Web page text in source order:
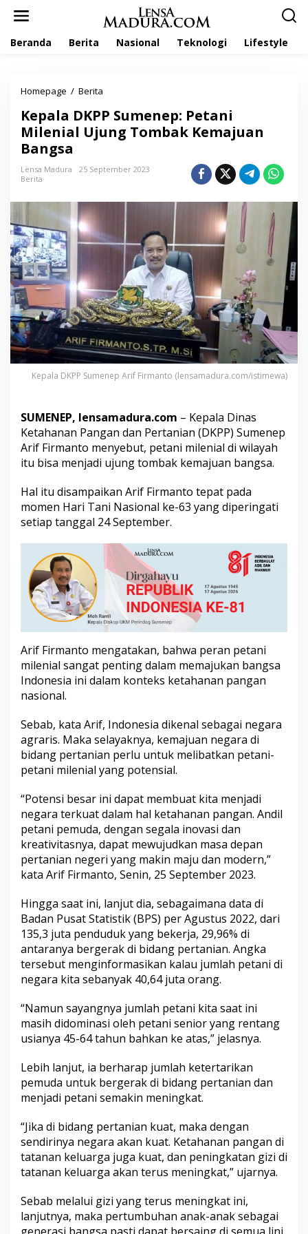
Beranda Berita Nasional Teknologi Lifestyle
Homepage / Berita
p
a
l
D
P
m
p
:
P
e
t
a
n
i
l
e
n
i
a
U
j
u
n
m
k
K
e
m
a
j
u
a
n
g
s
Kepala DKPP Sumenep: Petani
Milenial Ujung Tombak Kemajuan
Bangsa
Lensa Madura
25 September 2023
Berita
Kepala DKPP Sumenep Arif Firmanto (lensamadura.com/istimewa)
SUMENEP, lensamadura.com – Kepala Dinas
Ketahanan Pangan dan Pertanian (DKPP) Sumenep
Arif Firmanto menyebut, petani milenial di wilayah
itu bisa menjadi ujung tombak kemajuan bangsa.
Hal itu disampaikan Arif Firmanto tepat pada
momen Hari Tani Nasional ke-63 yang diperingati
setiap tanggal 24 September.
Arif Firmanto mengatakan, bahwa peran petani
milenial sangat penting dalam memajukan bangsa
Indonesia ini dalam konteks ketahanan pangan
nasional.
Sebab, kata Arif, Indonesia dikenal sebagai negara
agraris. Maka selayaknya, kemajuan negara di
bidang pertanian perlu untuk melibatkan petani-
petani milenial yang potensial.
“Potensi besar ini dapat membuat kita menjadi
negara terkuat dalam hal ketahanan pangan. Andil
petani pemuda, dengan segala inovasi dan
kreativitasnya, dapat mewujudkan masa depan
pertanian negeri yang makin maju dan modern,”
kata Arif Firmanto, Senin, 25 September 2023.
Hingga saat ini, lanjut dia, sebagaimana data di
Badan Pusat Statistik (BPS) per Agustus 2022, dari
135,3 juta penduduk yang bekerja, 29,96% di
antaranya bergerak di bidang pertanian. Angka
tersebut menginformasikan kalau jumlah petani di
negara kita sebanyak 40,64 juta orang.
“Namun sayangnya jumlah petani kita saat ini
masih didominasi oleh petani senior yang rentang
usianya 45-64 tahun bahkan ke atas,” jelasnya.
Lebih lanjut, ia berharap jumlah ketertarikan
pemuda untuk bergerak di bidang pertanian dan
menjadi petani semakin meningkat.
“Jika di bidang pertanian kuat, maka dengan
sendirinya negara akan kuat. Ketahanan pangan di
tatanan keluarga juga kuat, dan peningkatan gizi di
tatanan keluarga akan terus meningkat,” ujarnya.
Sebab melalui gizi yang terus meningkat ini,
lanjutnya, maka pertumbuhan anak-anak sebagai